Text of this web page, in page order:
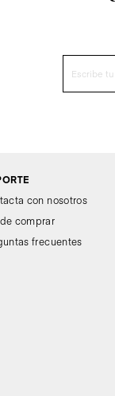
con nosotros
comprar
frecuentes